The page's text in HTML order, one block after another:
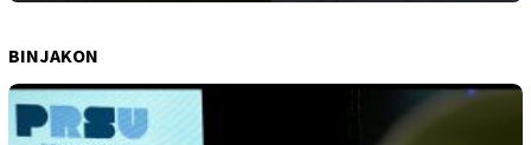
BINJAKON